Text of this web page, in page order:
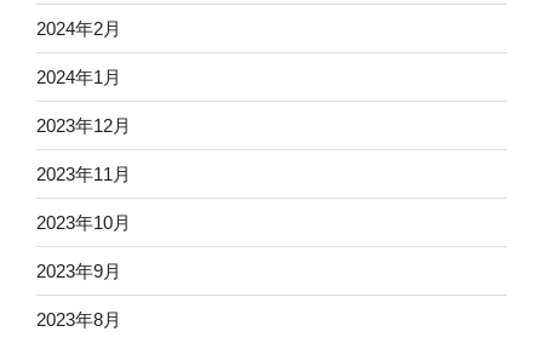
2024年2月
2024年1月
2023年12月
2023年11月
2023年10月
2023年9月
2023年8月